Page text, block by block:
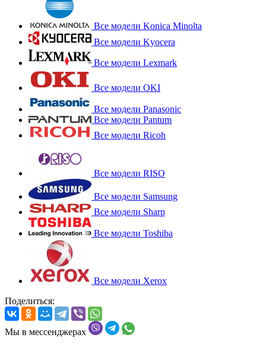
Все модели Konica Minolta
Все модели Kyocera
Все модели Lexmark
Все модели OKI
Все модели Panasonic
Все модели Pantum
Все модели Ricoh
Все модели RISO
Все модели Samsung
Все модели Sharp
Все модели Toshiba
Все модели Xerox
Поделиться:
Мы в мессенджерах